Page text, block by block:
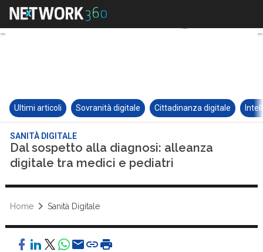
Ultimi articoli Sovranità digitale Cittadinanza digitale
SANITÀ DIGITALE
Dal sospetto alla diagnosi: alleanza
digitale tra medici e pediatri
Home Sanità Digitale